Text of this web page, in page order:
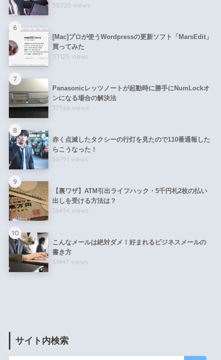
58220 views
6
[Mac]プロが使うWordpressの更新ソフト「MarsEdit」
買ってみた
53125 views
7
Panasonicレッツノートが起動時に勝手にNumLockオ
ンになる場合の解決法
37566 views
8
赤く点滅したタクシーの行灯を見たので110番通報した
らこうなった！
36791 views
9
【裏ワザ】ATM引出ライフハック・5千円札2枚の払い
出しを受ける方法は？
36434 views
10
こんなメールは絶対ダメ！好まれるビジネスメールの
書き方
31947 views
サイト内検索